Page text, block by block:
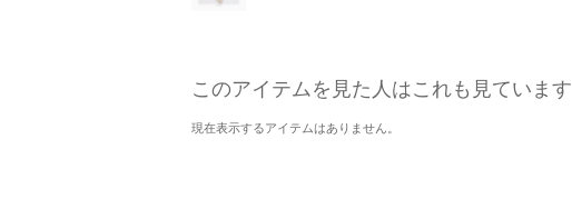
このアイテムを見た人はこれも見ています
現在表示するアイテムはありません。